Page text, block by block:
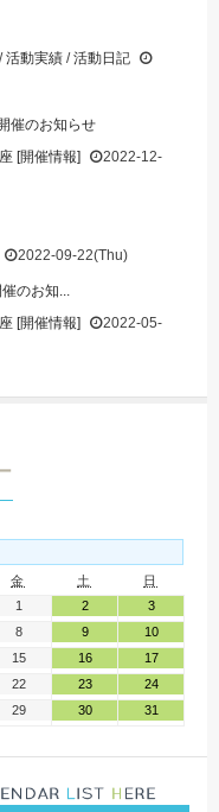
/活動実績 /活動日記
催のお知らせ
[開催情報]
2022-12-
2022-09-22(Thu)
のお知...
[開催情報]
2022-05-
金 土
日
1 2
3
8 9
10
15 16
17
22 23
24
29 30 31